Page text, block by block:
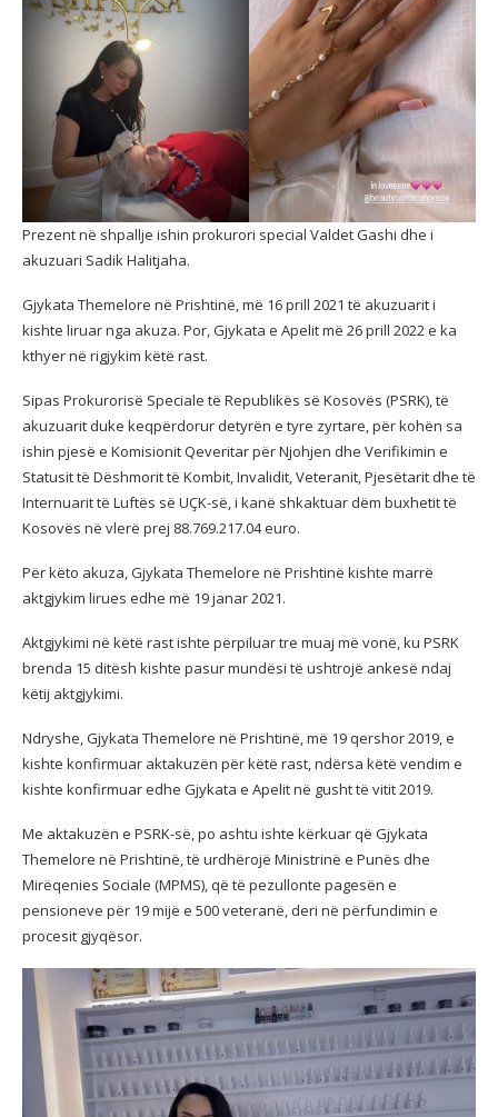
Prezent në shpallje ishin prokurori special Valdet Gashi dhe i
akuzuari Sadik Halitjaha.
Gjykata Themelore në Prishtinë, më 16 prill 2021 të akuzuarit i
kishte liruar nga akuza. Por, Gjykata e Apelit më 26 prill 2022 e ka
kthyer në rigjykim këtë rast.
Sipas Prokurorisë Speciale të Republikës së Kosovës (PSRK), të
akuzuarit duke keqpërdorur detyrën e tyre zyrtare, për kohën sa
ishin pjesë e Komisionit Qeveritar për Njohjen dhe Verifikimin e
Statusit të Dëshmorit të Kombit, Invalidit, Veteranit, Pjesëtarit dhe të
Internuarit të Luftës së UÇK-së, i kanë shkaktuar dëm buxhetit të
Kosovës në vlerë prej 88.769.217.04 euro.
Për këto akuza, Gjykata Themelore në Prishtinë kishte marrë
aktgjykim lirues edhe më 19 janar 2021.
Aktgjykimi në këtë rast ishte përpiluar tre muaj më vonë, ku PSRK
brenda 15 ditësh kishte pasur mundësi të ushtrojë ankesë ndaj
këtij aktgjykimi.
Ndryshe, Gjykata Themelore në Prishtinë, më 19 qershor 2019, e
kishte konfirmuar aktakuzën për këtë rast, ndërsa këtë vendim e
kishte konfirmuar edhe Gjykata e Apelit në gusht të vitit 2019.
Me aktakuzën e PSRK-së, po ashtu ishte kërkuar që Gjykata
Themelore në Prishtinë, të urdhërojë Ministrinë e Punës dhe
Mirëqenies Sociale (MPMS), që të pezullonte pagesën e
pensioneve për 19 mijë e 500 veteranë, deri në përfundimin e
procesit gjyqësor.